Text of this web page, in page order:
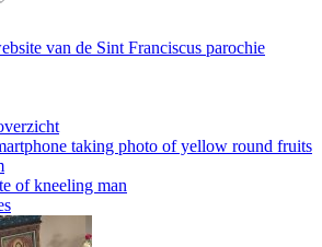
van de Sint Franciscus parochie